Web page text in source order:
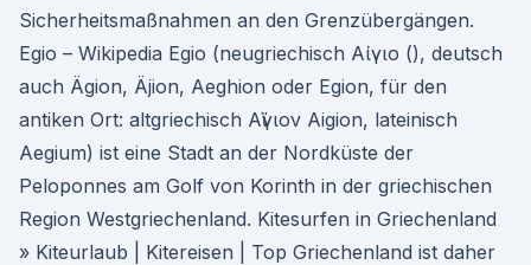
Sicherheitsmaßnahmen an den Grenzübergängen.
Egio – Wikipedia Egio (neugriechisch Αίγιο (), deutsch
auch Ägion, Äjion, Aeghion oder Egion, für den
antiken Ort: altgriechisch Αἴγιον Aigion, lateinisch
Aegium) ist eine Stadt an der Nordküste der
Peloponnes am Golf von Korinth in der griechischen
Region Westgriechenland. Kitesurfen in Griechenland
» Kiteurlaub | Kitereisen | Top Griechenland ist daher